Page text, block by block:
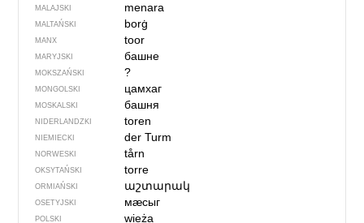
MALAJSKI menara
MALTAŃSKI borġ
MANX toor
MARYJSKI башне
MOKSZAŃSKI ?
MONGOLSKI цамхаг
MOSKALSKI башня
NIDERLANDZKI toren
NIEMIECKI der Turm
NORWESKI tårn
OKSYTAŃSKI torre
ORMIAŃSKI աշտարակ
OSETYJSKI мӕсыг
POLSKI wieża